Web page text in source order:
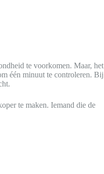
te voorkomen. Maar, het
één minuut te controleren. Bij
te maken. Iemand die de